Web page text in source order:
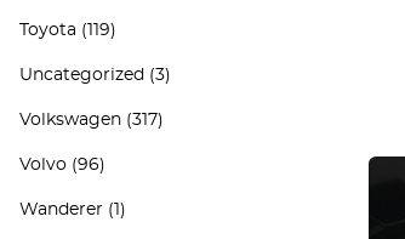
Toyota (119)
Uncategorized (3)
Volkswagen (317)
Volvo (96)
Wanderer (1)